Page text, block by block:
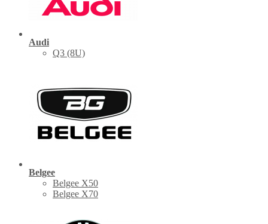
Audi
Q3 (8U)
Belgee
Belgee X50
Belgee X70